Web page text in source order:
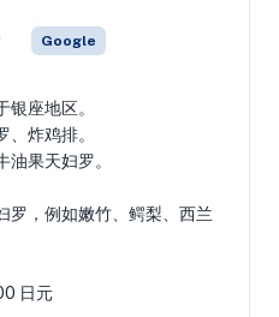
Google
座地区。
炸鸡排。
果天妇罗。
罗，例如嫩竹、鳄梨、西兰
日元